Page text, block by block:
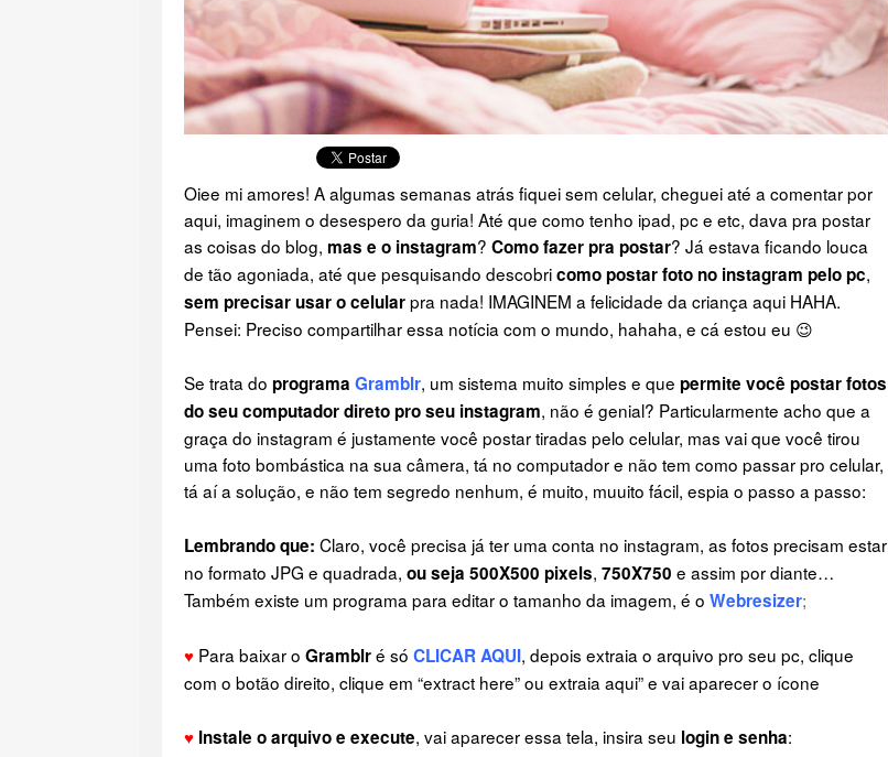
Oiee mi amores! A algumas semanas atrás fiquei sem celular, cheguei até a comentar por
aqui, imaginem o desespero da guria! Até que como tenho ipad, pc e etc, dava pra postar
as coisas do blog, mas e o instagram? Como fazer pra postar? Já estava ficando louca
de tão agoniada, até que pesquisando descobricomo postar foto no instagram pelo pc,
sem precisar usar o celularpra nada! IMAGINEM a felicidade da criança aqui HAHA.
Pensei: Preciso compartilhar essa notícia com o mundo, hahaha, e cá estou eu 😉
Se trata do programa Gramblr, um sistema muito simples e que permite você postar fotos
do seu computador direto pro seu instagram, não é genial? Particularmente acho que a
graça do instagram é justamente você postar tiradas pelo celular, mas vai que você tirou
uma foto bombástica na sua câmera, tá no computador e não tem como passar pro celular,
tá aí a solução, e não tem segredo nenhum, é muito, muuito fácil, espia o passo a passo:
Lembrando que: Claro, você precisa já ter uma conta no instagram, as fotos precisam estar
no formato JPG e quadrada, ou seja 500X500 pixels, 750X750 e assim por diante…
Também existe um programa para editar o tamanho da imagem, é o Webresizer;
♥ Para baixar o Gramblré só CLICAR AQUI, depois extraia o arquivo pro seu pc, clique
com o botão direito, clique em “extract here” ou extraia aqui” e vai aparecer o ícone
♥ Instale o arquivo e execute, vai aparecer essa tela, insira seu login e senha: